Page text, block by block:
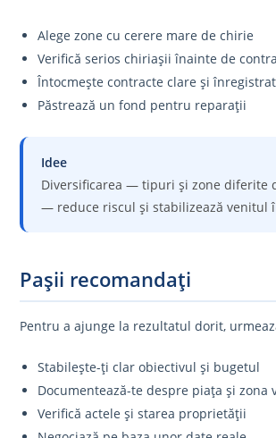
Alege zone cu cerere mare de chirie
Verifică serios chiriașii înainte de
Întocmește contracte clare și
Păstrează un fond pentru reparații
Idee
Diversificarea — tipuri și zone diferite
— reduce riscul și stabilizează venitul
Pașii recomandați
Pentru a ajunge la rezultatul dorit,
Stabilește-ți clar obiectivul și bugetul
Documentează-te despre piața și zona
Verifică actele și starea proprietății